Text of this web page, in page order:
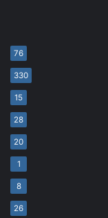
76
330
15
28
20
1
8
26